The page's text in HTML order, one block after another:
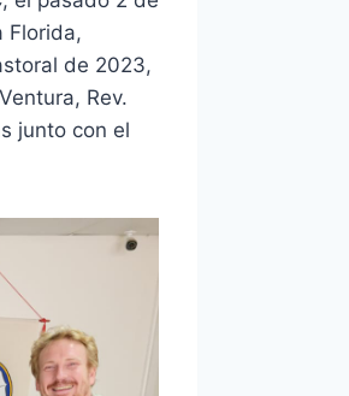
Florida,
de 2023,
Rev.
junto con el